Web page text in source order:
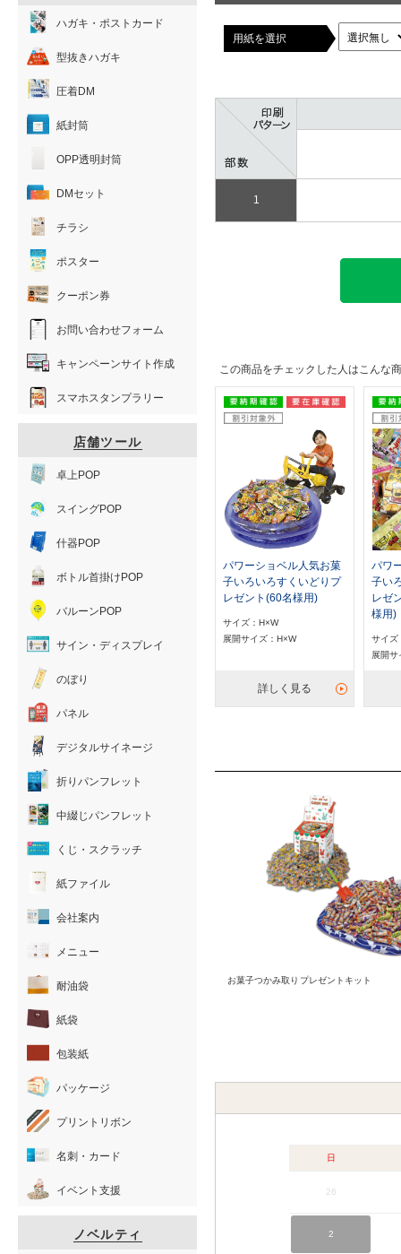
用紙を選択
1
この商品をチェックした人はこんな
パワーショベル人気お菓
子いろいろすくいどりプ
レゼント(60名様用)
サイズ：H×W
展開サイズ：H×W
詳しく見る
パワ
子い
レゼ
様用)
サイズ
展開サ
お菓子つかみ取りプレゼントキット
日
26
2
ハガキ・ポストカード
型抜きハガキ
圧着DM
紙封筒
OPP透明封筒
DMセット
チラシ
ポスター
クーポン券
お問い合わせフォーム
キャンペーンサイト作成
スマホスタンプラリー
店舗ツール
卓上POP
スイングPOP
什器POP
ボトル首掛けPOP
バルーンPOP
サイン・ディスプレイ
のぼり
パネル
デジタルサイネージ
折りパンフレット
中綴じパンフレット
くじ・スクラッチ
紙ファイル
会社案内
メニュー
耐油袋
紙袋
包装紙
パッケージ
プリントリボン
名刺・カード
イベント支援
ノベルティ